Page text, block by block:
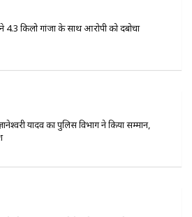
किलो गांजा के साथ आरोपी को दबोचा
यादव का पुलिस विभाग ने किया सम्मान,